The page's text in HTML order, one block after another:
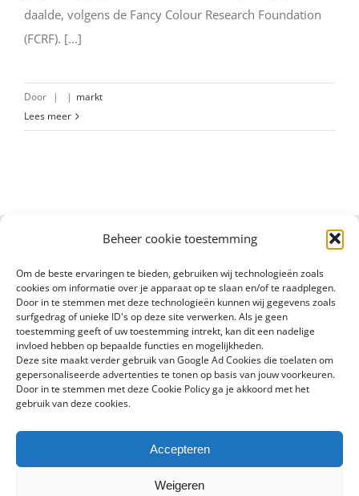
Beheer cookie toestemming
Om de beste ervaringen te bieden, gebruiken wij technologieën zoals
cookies om informatie over je apparaat op te slaan en/of te raadplegen.
Door in te stemmen met deze technologieën kunnen wij gegevens zoals
surfgedrag of unieke ID's op deze site verwerken. Als je geen
toestemming geeft of uw toestemming intrekt, kan dit een nadelige
invloed hebben op bepaalde functies en mogelijkheden.
Deze site maakt verder gebruik van Google Ad Cookies die toelaten om
gepersonaliseerde advertenties te tonen op basis van jouw voorkeuren.
Door in te stemmen met deze Cookie Policy ga je akkoord met het
gebruik van deze cookies.
Accepteren
Weigeren
daalde, volgens de Fancy Colour Research Foundation
(FCRF). [...]
Door | | markt
Lees meer
Copyright 2016 - 2024 Sylvain Goldberg | All Rights Reserved |